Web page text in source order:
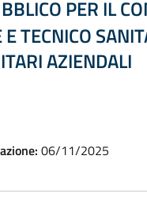
PER IL
TECNICO
AZIENDALI
06/11/2025